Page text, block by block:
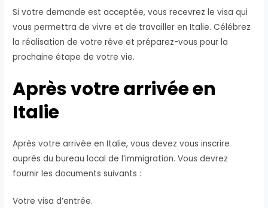
Si votre demande est acceptée, vous recevrez le visa qui
vous permettra de vivre et de travailler en Italie. Célébrez
la réalisation de votre rêve et préparez-vous pour la
prochaine étape de votre vie.
Après votre arrivée en
Italie
Après votre arrivée en Italie, vous devez vous inscrire
auprès du bureau local de l’immigration. Vous devrez
fournir les documents suivants :
Votre visa d’entrée.